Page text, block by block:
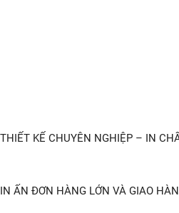
THIẾT KẾ CHUYÊN NGHIỆP – IN
IN ẤN ĐƠN HÀNG LỚN VÀ GIAO